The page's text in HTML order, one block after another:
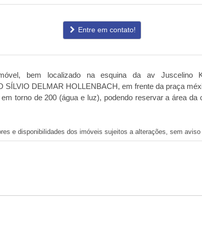
Entre em contato!
bem localizado na esquina da av Juscelino
SÍLVIO DELMAR HOLLENBACH, em frente da praça
torno de 200 (água e luz), podendo reservar a área da
e disponibilidades dos imóveis sujeitos a alterações, sem aviso